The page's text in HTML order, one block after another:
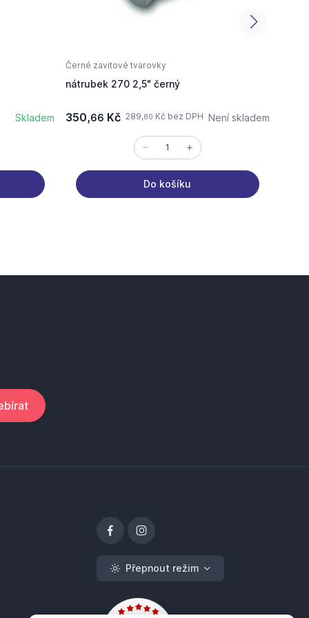
Skladem
Černé zavitové tvarovky
nátrubek 270 2,5" černý
350,66 Kč 289,80 Kč bez DPH Není skladem
Do košíku
Přepnout režim